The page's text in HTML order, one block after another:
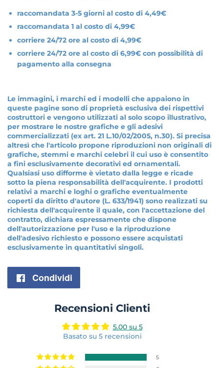
raccomandata 3-5 giorni al costo di 4,49€
raccomandata 1 al costo di 4,99€
corriere 24/72 ore al costo di 4,99€
corriere 24/72 ore al costo di 6,99€ con possibilità di
pagamento alla consegna
Le immagini, i marchi ed i modelli che appaiono in
queste pagine sono di proprietà esclusiva dei rispettivi
costruttori e vengono utilizzati al solo scopo illustrativo,
per mostrare le nostre grafiche e gli adesivi
commercializzati (ex art. 21 L.10/02/2005, n.30). Si precisa
altresì che l'articolo propone riproduzioni non originali di
grafiche, stemmi e marchi celebri il cui uso è consentito
a fini esclusivamente decorativi ed ornamentali.
Qualsiasi uso difforme è vietato dalla legge e ricade
sotto la piena responsabilità dell'acquirente. I prodotti
relativi a marchi e loghi o grafiche eventualmente
coperti da diritto d'autore (L. 633/1941) sono realizzati su
richiesta dell'acquirente il quale, con l'accettazione del
contratto, dichiara espressamente che dispone
dell'autorizzazione per l'uso e la riproduzione
dell'adesivo richiesto e possono essere acquistati
esclusivamente in quantitativi singoli.
Condividi
Facebook
Recensioni Clienti
5.00 su 5
Basato su 5 recensioni
5